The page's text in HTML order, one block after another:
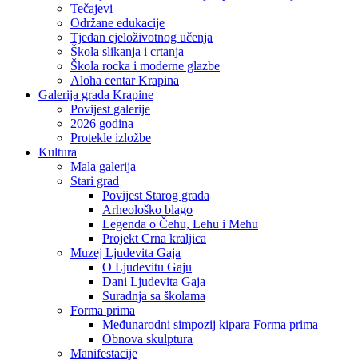
Tečajevi
Održane edukacije
Tjedan cjeloživotnog učenja
Škola slikanja i crtanja
Škola rocka i moderne glazbe
Aloha centar Krapina
Galerija grada Krapine
Povijest galerije
2026 godina
Protekle izložbe
Kultura
Mala galerija
Stari grad
Povijest Starog grada
Arheološko blago
Legenda o Čehu, Lehu i Mehu
Projekt Crna kraljica
Muzej Ljudevita Gaja
O Ljudevitu Gaju
Dani Ljudevita Gaja
Suradnja sa školama
Forma prima
Međunarodni simpozij kipara Forma prima
Obnova skulptura
Manifestacije